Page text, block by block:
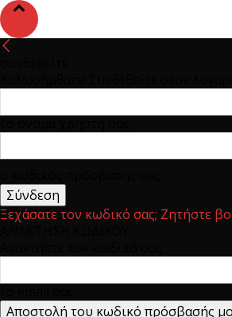
Ξεχάσατε τον κωδικό σας; Ζητήστε